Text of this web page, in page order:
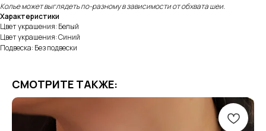
Колье может выглядеть по-разному в зависимости от обхвата шеи.
Характеристики
Цвет украшения: Белый
Цвет украшения: Синий
Подвеска: Без подвески
СМОТРИТЕ ТАКЖЕ: